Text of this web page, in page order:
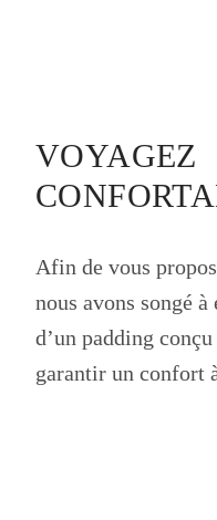
VOYAGEZ
Afin de vous
nous avons songé
d’un padding
garantir un confort